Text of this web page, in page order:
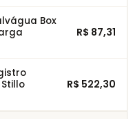
Box
R$ 87,31
Stillo
R$ 522,30